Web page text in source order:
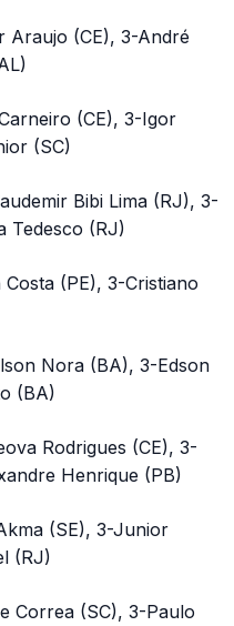
Araujo (CE), 3-André
(CE), 3-Igor
(SC)
Bibi Lima (RJ), 3-
Tedesco (RJ)
(PE), 3-Cristiano
Nora (BA), 3-Edson
(BA)
Rodrigues (CE), 3-
Henrique (PB)
(SE), 3-Junior
(RJ)
Correa (SC), 3-Paulo